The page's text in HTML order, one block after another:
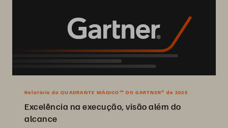
Relatório do QUADRANTE MÁGICO™ DO GARTNER® de 2025
Excelência na execução, visão além do
alcance